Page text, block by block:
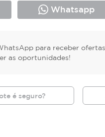
Whatsapp
para receber ofertas
as oportunidades!
é seguro?